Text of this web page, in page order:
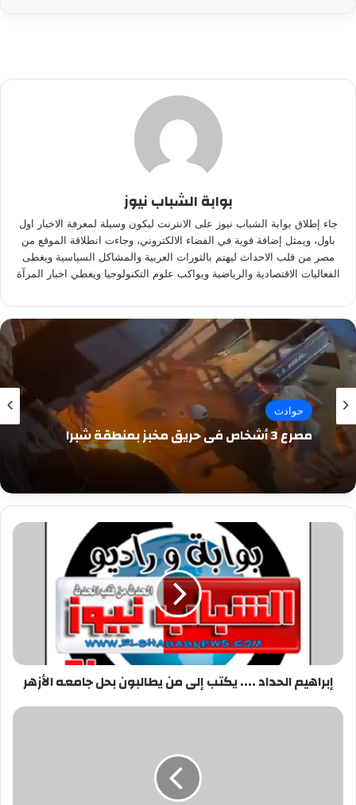
بوابة الشباب نيوز
جاء إطلاق بوابة الشباب نيوز على الانترنت ليكون وسيلة لمعرفة الاخبار اول
باول، ويمثل إضافة قوية في الفضاء الالكتروني، وجاءت انطلاقة الموقع من
مصر من قلب الاحداث ليهتم بالثورات العربية والمشاكل السياسية ويغطى
الفعاليات الاقتصادية والرياضية ويواكب علوم التكنولوجيا ويغطي اخبار المرآة
حوادث
مصرع 3 أشخاص في حريق مخبز بمنطقة شبرا
إبراهيم
جامعه
الأزهر
إبراهيم الحداد .... يكتب إلى من يطالبون بحل جامعه الأزهر
سكاى